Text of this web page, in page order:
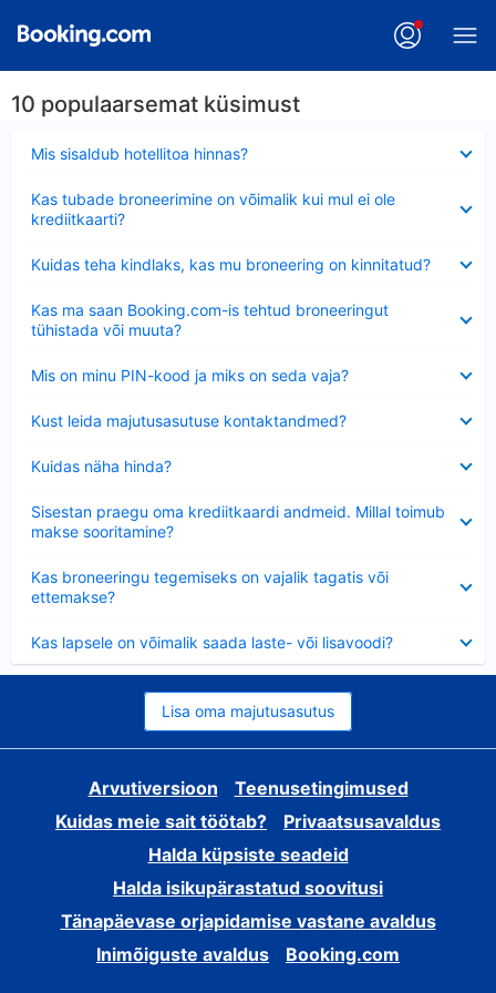
10 populaarsemat küsimust
Mis sisaldub hotellitoa hinnas?
Kas tubade broneerimine on võimalik kui mul ei ole
krediitkaarti?
Kuidas teha kindlaks, kas mu broneering on kinnitatud?
Kas ma saan Booking.com-is tehtud broneeringut
tühistada või muuta?
Mis on minu PIN-kood ja miks on seda vaja?
Kust leida majutusasutuse kontaktandmed?
Kuidas näha hinda?
Sisestan praegu oma krediitkaardi andmeid. Millal toimub
makse sooritamine?
Kas broneeringu tegemiseks on vajalik tagatis või
ettemakse?
Kas lapsele on võimalik saada laste- või lisavoodi?
Lisa oma majutusasutus
Arvutiversioon
Teenusetingimused
Kuidas meie sait töötab?
Privaatsusavaldus
Halda küpsiste seadeid
Halda isikupärastatud soovitusi
Tänapäevase orjapidamise vastane avaldus
Inimõiguste avaldus
Booking.com